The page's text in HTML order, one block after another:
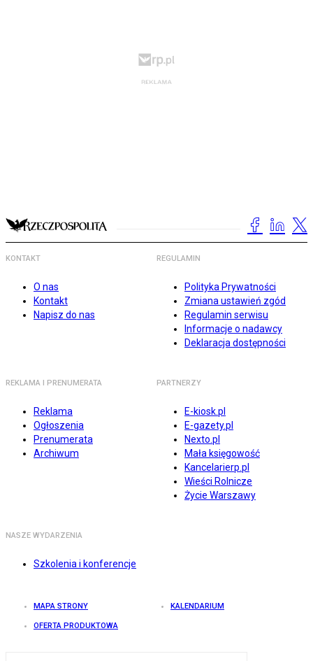
KONTAKT
O nas
Kontakt
Napisz do nas
REGULAMIN
Polityka Prywatności
Zmiana ustawień zgód
Regulamin serwisu
Informacje o nadawcy
Deklaracja dostępności
REKLAMA I PRENUMERATA
Reklama
Ogłoszenia
Prenumerata
Archiwum
PARTNERZY
E-kiosk.pl
E-gazety.pl
Nexto.pl
Mała księgowość
Kancelarierp.pl
Wieści Rolnicze
Życie Warszawy
NASZE WYDARZENIA
Szkolenia i konferencje
MAPA STRONY KALENDARIUM
OFERTA PRODUKTOWA